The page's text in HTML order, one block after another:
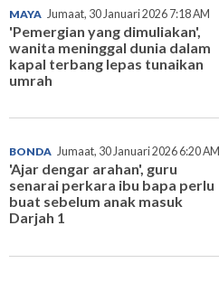
MAYA Jumaat, 30 Januari 2026 7:18 AM
'Pemergian yang dimuliakan',
wanita meninggal dunia dalam
kapal terbang lepas tunaikan
umrah
BONDA Jumaat, 30 Januari 2026 6:20 AM
'Ajar dengar arahan', guru
senarai perkara ibu bapa perlu
buat sebelum anak masuk
Darjah 1